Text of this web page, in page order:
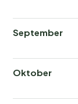
September
Oktober